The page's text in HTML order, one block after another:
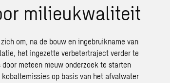
milieukwaliteit
om, na de bouw en ingebruikname van
het ingezette verbetertraject verder te
door meteen nieuw onderzoek te starten
op basis van het afvalwater